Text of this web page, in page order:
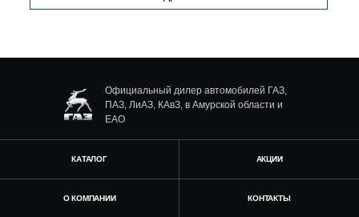
Официальный дилер автомобилей ГАЗ,
ПАЗ, ЛиАЗ, КАвЗ, в Амурской области и
ЕАО
КАТАЛОГ АКЦИИ
О КОМПАНИИ КОНТАКТЫ